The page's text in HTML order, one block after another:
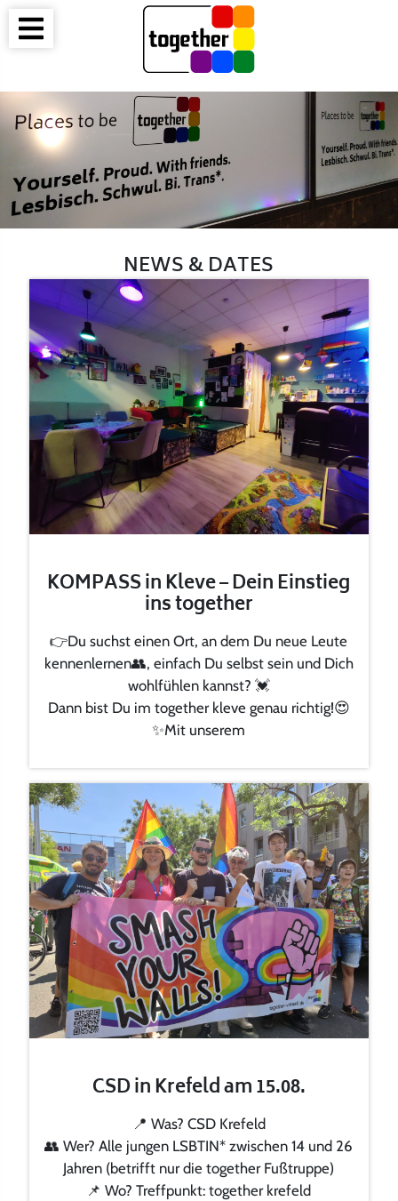
NEWS & DATES
KOMPASS in Kleve – Dein Einstieg
ins together
👉Du suchst einen Ort, an dem Du neue Leute
kennenlernen👥, einfach Du selbst sein und Dich
wohlfühlen kannst? 💓
Dann bist Du im together kleve genau richtig!😍
✨Mit unserem
CSD in Krefeld am 15.08.
📍 Was? CSD Krefeld
👥 Wer? Alle jungen LSBTIN* zwischen 14 und 26
Jahren (betrifft nur die together Fußtruppe)
📌 Wo? Treffpunkt: together krefeld